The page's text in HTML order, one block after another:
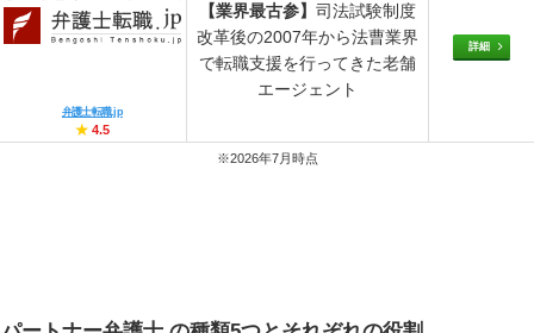
弁護士転職.jp
★4.5
【業界最古参】 司法試験制度
改革後の2007年から法曹業界
で転職支援を行ってきた老舗
エージェント
詳細
※2026年7月時点